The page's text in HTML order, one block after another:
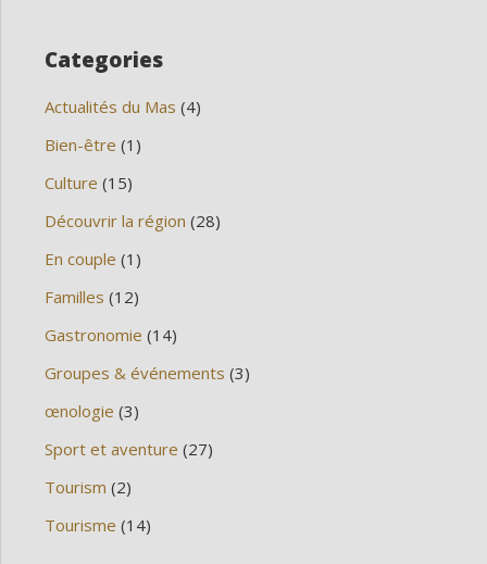
Categories
Actualités du Mas (4)
Bien-être (1)
Culture (15)
Découvrir la région (28)
En couple (1)
Familles (12)
Gastronomie (14)
Groupes & événements (3)
œnologie (3)
Sport et aventure (27)
Tourism (2)
Tourisme (14)